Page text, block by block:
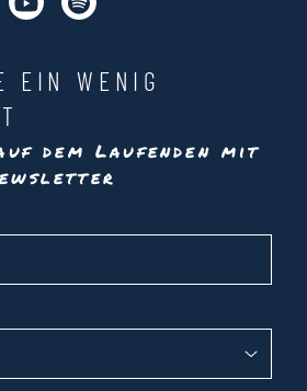
EIN WENIG
dem Laufenden mit